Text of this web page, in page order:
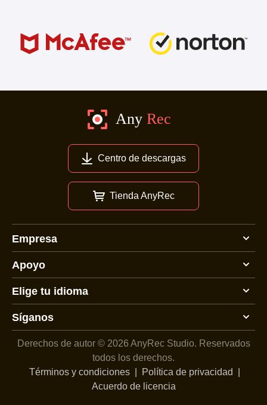
Centro de descargas
Tienda AnyRec
Empresa
Apoyo
Elige tu idioma
Síganos
Derechos de autor © 2026 AnyRec Studio. Reservados
todos los derechos.
Términos y condiciones
Política de privacidad
Acuerdo de licencia